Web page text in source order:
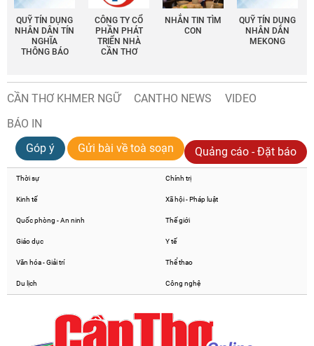
QUỸ TÍN DỤNG
NHÂN DÂN TÍN
NGHĨA
THÔNG BÁO
CÔNG TY CỔ
PHẦN PHÁT
TRIỂN NHÀ
CẦN THƠ
NHẮN TIN TÌM
CON
QUỸ TÍN DỤNG
NHÂN DÂN
MEKONG
CẦN THƠ KHMER NGỮ CANTHO NEWS
VIDEO
BÁO IN
Góp ý
Gửi bài về toà soạn Quảng cáo - Đặt báo
Thời sự Chính trị
Kinh tế Xã hội - Pháp luật
Quốc phòng - An ninh Thế giới
Giáo dục Y tế
Văn hóa - Giải trí Thể thao
Du lịch Công nghệ